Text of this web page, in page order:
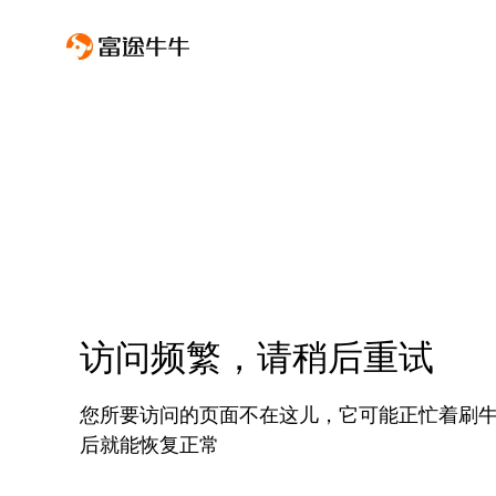
访问频繁，请稍后重试
您所要访问的页面不在这儿，它可能正忙着刷
后就能恢复正常